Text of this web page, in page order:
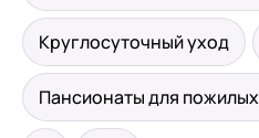
Круглосуточный уход